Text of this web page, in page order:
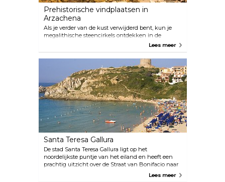
Prehistorische vindplaatsen in
Arzachena
Als je verder van de kust verwijderd bent, kun je
megalithische steencirkels ontdekken in de
prehistorische overblijfselen die de bossen en
velden rond Arzachena honingraat bevatten. De
Nuraghe Albucciu, 2 kilometer ten zuidoosten van
Arzachena, is één van de best bewaarde nuraghi
van Gallura. Ongeveer 4 kilometer ten zuiden van
Arzachena ligt Coddu Vecchiu, één van de meest
complete 'reuzengraven' van het eiland. In de
buurt vind je ook een andere gigantische tombe,
Tomba dei Giganti di Li Lolghi, en de Li Muri
Necropolis. De “Necropoli di Li Muri” wordt
beschouwd als het mooiste product van Gallura en
dateert naar schatting uit 3.500 voor Christus.
Lees meer
Santa Teresa Gallura
De stad Santa Teresa Gallura ligt op het
noordelijkste puntje van het eiland en heeft een
prachtig uitzicht over de Straat van Bonifacio naar
het eiland Corsica. Rena Bianca is het strand van
Lees meer